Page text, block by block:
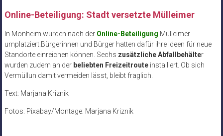
Online-Beteiligung: Stadt versetzte Mülleimer
In Monheim wurden nach der Online-Beteiligung Mülleimer
umplatziert.Bürgerinnen und Bürger hatten dafür ihre Ideen für neue
Standorte einreichen können. Sechs zusätzliche Abfallbehälter
wurden zudem an der beliebten Freizeitrouteinstalliert. Ob sich
Vermüllun damit vermeiden lässt, bleibt fraglich.
Text: Marjana Kriznik
Fotos: Pixabay/Montage: Marjana Kriznik